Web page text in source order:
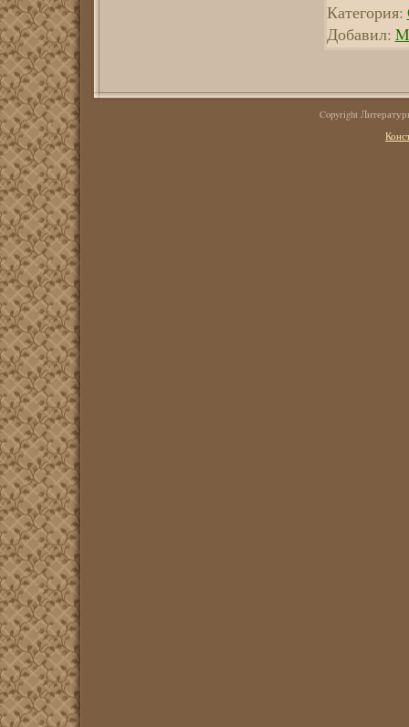
Категория:
Добавил:
Copyright